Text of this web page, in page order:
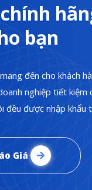
bạn
đến cho khách
nghiệp tiết kiệm
đều được nhập
Giá